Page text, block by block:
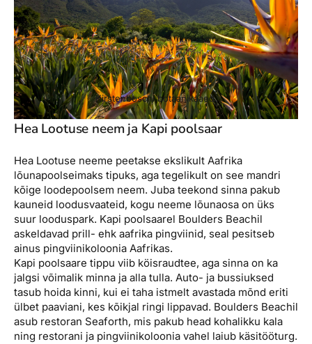
Kirstenboschi botaanikaaed.
Hea Lootuse neem ja Kapi poolsaar
Hea Lootuse neeme peetakse ekslikult Aafrika
lõunapoolseimaks tipuks, aga tegelikult on see mandri
kõige loodepoolsem neem. Juba teekond sinna pakub
kauneid loodusvaateid, kogu neeme lõunaosa on üks
suur looduspark. Kapi poolsaarel Boulders Beachil
askeldavad prill- ehk aafrika pingviinid, seal pesitseb
ainus pingviinikoloonia Aafrikas.
Kapi poolsaare tippu viib köisraudtee, aga sinna on ka
jalgsi võimalik minna ja alla tulla. Auto- ja bussiuksed
tasub hoida kinni, kui ei taha istmelt avastada mõnd eriti
ülbet paaviani, kes kõikjal ringi lippavad. Boulders Beachil
asub restoran Seaforth, mis pakub head kohalikku kala
ning restorani ja pingviinikoloonia vahel laiub käsitööturg.